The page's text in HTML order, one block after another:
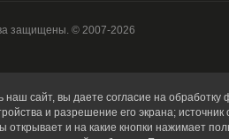
защищены. © 2007-2026
наш сайт, вы даете согласие на
и разрешение его экрана;
открывает и на какие кнопки нажимает